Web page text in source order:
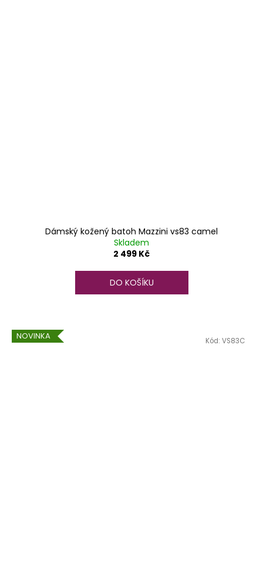
Dámský kožený batoh Mazzini vs83 camel
Skladem
2 499 Kč
DO KOŠÍKU
NOVINKA Kód: VS83C